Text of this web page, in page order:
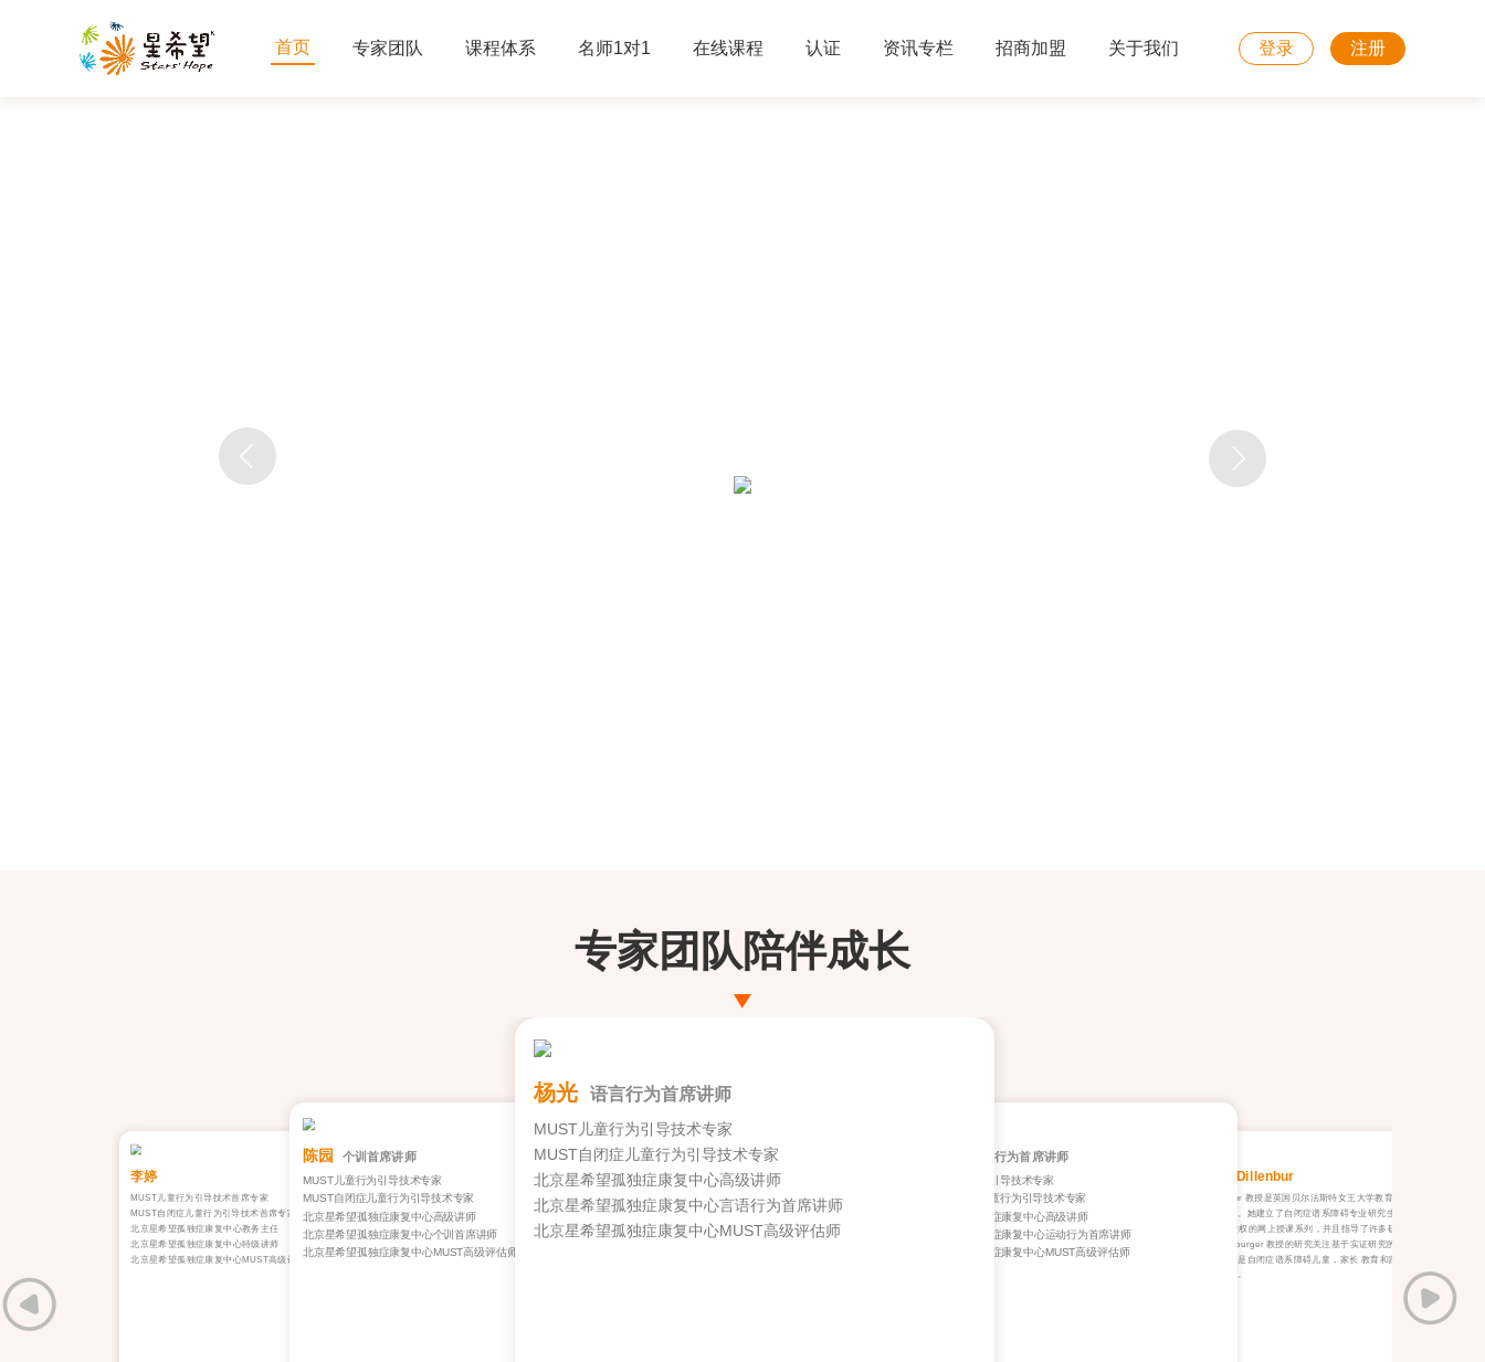
首页 专家团队 课程体系 名师1对1 在线课程 认证 资讯专栏 招商加盟 关于我们 登录 注册
专家团队陪伴成长
李婷
MUST儿童行为引导技术首席专家
MUST自闭症儿童行为引导技术首席专家
北京星希望孤独症康复中心教务主任
北京星希望孤独症康复中心特级讲师
北京星希望孤独症康复中心MUST高级评估师
陈园 个训首席讲师
MUST儿童行为引导技术专家
MUST自闭症儿童行为引导技术专家
北京星希望孤独症康复中心高级讲师
北京星希望孤独症康复中心个训首席讲师
北京星希望孤独症康复中心MUST高级评估师
杨光 语言行为首席讲师
MUST儿童行为引导技术专家
MUST自闭症儿童行为引导技术专家
北京星希望孤独症康复中心高级讲师
北京星希望孤独症康复中心言语行为首席讲师
北京星希望孤独症康复中心MUST高级评估师
运动行为首席讲师
MUST儿童行为引导技术专家
MUST自闭症儿童行为引导技术专家
北京星希望孤独症康复中心高级讲师
北京星希望孤独症康复中心运动行为首席讲师
北京星希望孤独症康复中心MUST高级评估师
Karola Dillenbur
Dillenburger 教授是英国贝尔法斯特女王大学教育学院行为分析
中心的主任。她建立了自闭症谱系障碍专业研究生课程，发起了
由 BCBA 授权的网上授课系列，并且指导了许多硕士生和博士
生。 Dillenburger 教授的研究关注基于实证研究的弱势儿童早期
干预，尤其是自闭症谱系障碍儿童，家长 教育和跨越各生命阶段
的育儿研究。